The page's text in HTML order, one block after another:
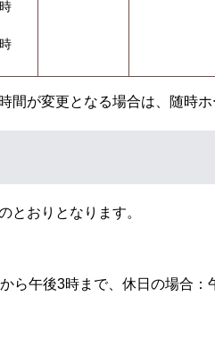
間が変更となる場合は、随時ホ
とおりとなります。
ら午後3時まで、休日の場合：